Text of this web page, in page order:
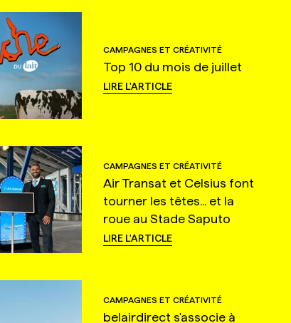
CAMPAGNES ET CRÉATIVITÉ
Top 10 du mois de juillet
LIRE L'ARTICLE
CAMPAGNES ET CRÉATIVITÉ
Air Transat et Celsius font
tourner les têtes... et la
roue au Stade Saputo
LIRE L'ARTICLE
CAMPAGNES ET CRÉATIVITÉ
belairdirect s'associe à